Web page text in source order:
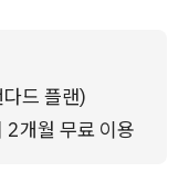
드 플랜)
2개월 무료 이용